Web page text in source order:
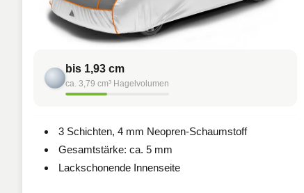
bis 1,93 cm
ca. 3,79 cm³ Hagelvolumen
3 Schichten, 4 mm Neopren-Schaumstoff
Gesamtstärke: ca. 5 mm
Lackschonende Innenseite